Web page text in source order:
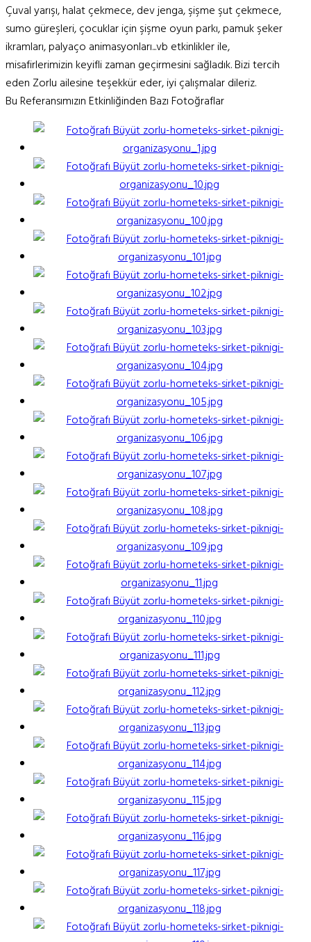
Çuval yarışı, halat çekmece, dev jenga, şişme şut çekmece,
sumo güreşleri, çocuklar için şişme oyun parkı, pamuk şeker
ikramları, palyaço animasyonları...vb etkinlikler ile,
misafirlerimizin keyifli zaman geçirmesini sağladık. Bizi tercih
eden Zorlu ailesine teşekkür eder, iyi çalışmalar dileriz.
Bu Referansımızın Etkinliğinden Bazı Fotoğraflar